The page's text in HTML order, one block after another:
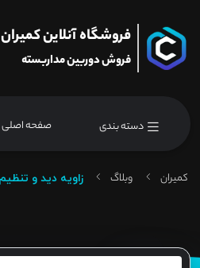
فروشگاه آنلاین کمیران
فروش دوربین مداربسته
دسته بندی صفحه اصلی
کمیران وبلاگ زاویه دید و